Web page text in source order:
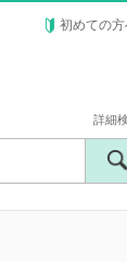
初めての
詳細